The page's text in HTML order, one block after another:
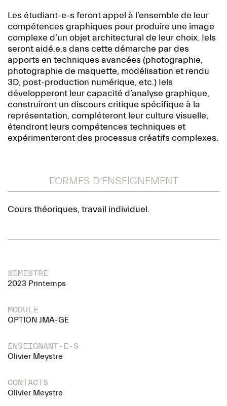
Les étudiant-e-s feront appel à l’ensemble de leur
compétences graphiques pour produire une image
complexe d’un objet architectural de leur choix. Iels
seront aidé.e.s dans cette démarche par des
apports en techniques avancées (photographie,
photographie de maquette, modélisation et rendu
3D, post-production numérique, etc.) Iels
développeront leur capacité d’analyse graphique,
construiront un discours critique spécifique à la
représentation, compléteront leur culture visuelle,
étendront leurs compétences techniques et
expérimenteront des processus créatifs complexes.
FORMES D’ENSEIGNEMENT
Cours théoriques, travail individuel.
SEMESTRE
2023 Printemps
MODULE
OPTION JMA-GE
ENSEIGNANT-E-S
Olivier Meystre
CONTACTS
Olivier Meystre